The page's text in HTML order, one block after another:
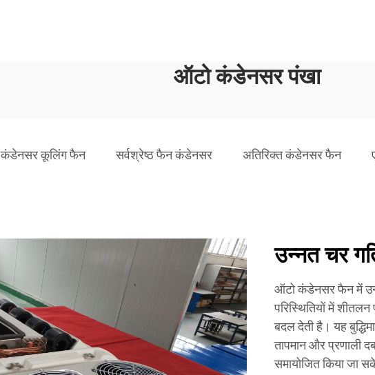
ऑटो कंडेनसर पंखा
कंडेनसर कूलिंग फैन सर्वश्रेष्ठ फैन कंडेनसर अतिरिक्त कंडेनसर फैन
उन्नत चर
ऑटो कंडेनसर फैन में
परिस्थितियों में
बदल देती है। यह
तापमान और प्रणाली
समायोजित किया जा